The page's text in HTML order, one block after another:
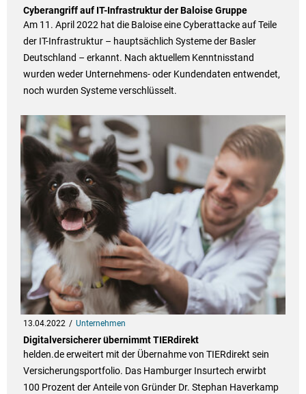
Cyberangriff auf IT-Infrastruktur der Baloise Gruppe
Am 11. April 2022 hat die Baloise eine Cyberattacke auf Teile
der IT-Infrastruktur – hauptsächlich Systeme der Basler
Deutschland – erkannt. Nach aktuellem Kenntnisstand
wurden weder Unternehmens- oder Kundendaten entwendet,
noch wurden Systeme verschlüsselt.
13.04.2022 Unternehmen
Digitalversicherer übernimmt TIERdirekt
helden.de erweitert mit der Übernahme von TIERdirekt sein
Versicherungsportfolio. Das Hamburger Insurtech erwirbt
100 Prozent der Anteile von Gründer Dr. Stephan Haverkamp